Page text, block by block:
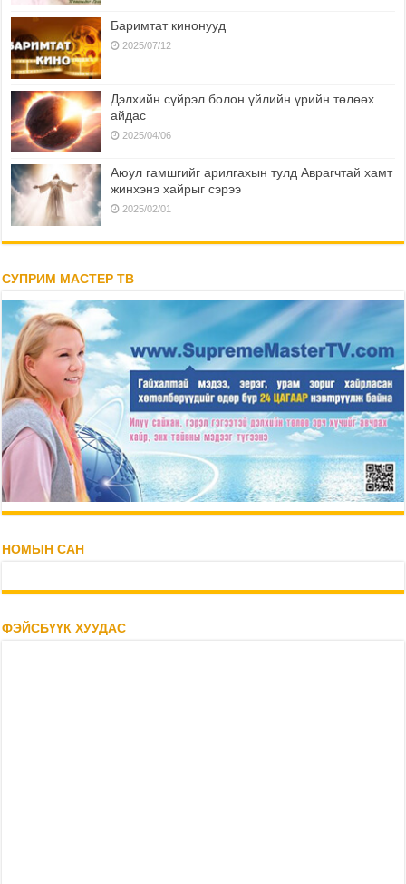
Баримтат кинонууд
2025/07/12
Дэлхийн сүйрэл болон үйлийн үрийн төлөөх
айдас
2025/04/06
Аюул гамшгийг арилгахын тулд Аврагчтай хамт
жинхэнэ хайрыг сэрээ
2025/02/01
СУПРИМ МАСТЕР ТВ
НОМЫН САН
ФЭЙСБҮҮК ХУУДАС